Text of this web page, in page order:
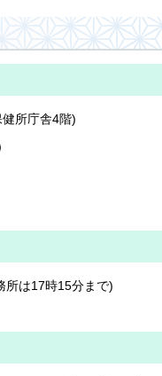
所庁舎4階)
所は17時15分まで)